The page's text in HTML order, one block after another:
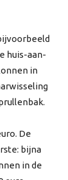
huis-aan-
in
De
bijna
in de